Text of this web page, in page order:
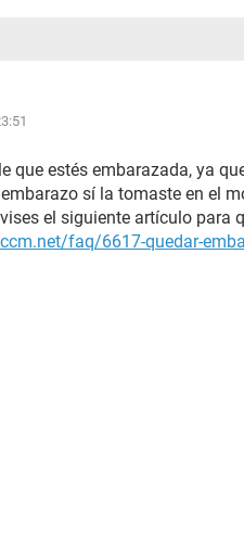
que estés embarazada, ya
sí la tomaste en el
el siguiente artículo para
faq/6617-quedar-